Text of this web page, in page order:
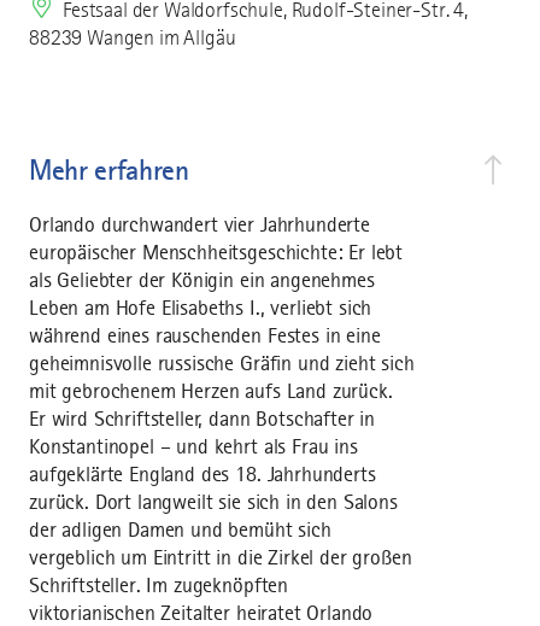
Festsaal der Waldorfschule, Rudolf-Steiner-Str. 4,
88239 Wangen im Allgäu
Mehr erfahren
Orlando durchwandert vier Jahrhunderte
europäischer Menschheitsgeschichte: Er lebt
als Geliebter der Königin ein angenehmes
Leben am Hofe Elisabeths I., verliebt sich
während eines rauschenden Festes in eine
geheimnisvolle russische Gräfin und zieht sich
mit gebrochenem Herzen aufs Land zurück.
Er wird Schriftsteller, dann Botschafter in
Konstantinopel – und kehrt als Frau ins
aufgeklärte England des 18. Jahrhunderts
zurück. Dort langweilt sie sich in den Salons
der adligen Damen und bemüht sich
vergeblich um Eintritt in die Zirkel der großen
Schriftsteller. Im zugeknöpften
viktorianischen Zeitalter heiratet Orlando